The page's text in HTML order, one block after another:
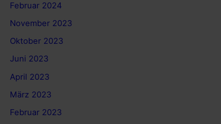
Februar 2024
November 2023
Oktober 2023
Juni 2023
April 2023
März 2023
Februar 2023